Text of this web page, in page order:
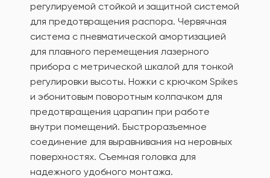
регулируемой стойкой и защитной системой
для предотвращения распора. Червячная
система с пневматической амортизацией
для плавного перемещения лазерного
прибора с метрической шкалой для тонкой
регулировки высоты. Ножки с крючком Spikes
и эбонитовым поворотным колпачком для
предотвращения царапин при работе
внутри помещений. Быстроразъемное
соединение для выравнивания на неровных
поверхностях. Съемная головка для
надежного удобного монтажа.